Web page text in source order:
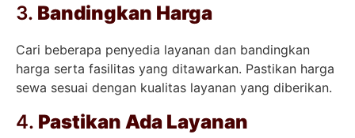
3. Bandingkan Harga
Cari beberapa penyedia layanan dan bandingkan
harga serta fasilitas yang ditawarkan. Pastikan harga
sewa sesuai dengan kualitas layanan yang diberikan.
4. Pastikan Ada Layanan